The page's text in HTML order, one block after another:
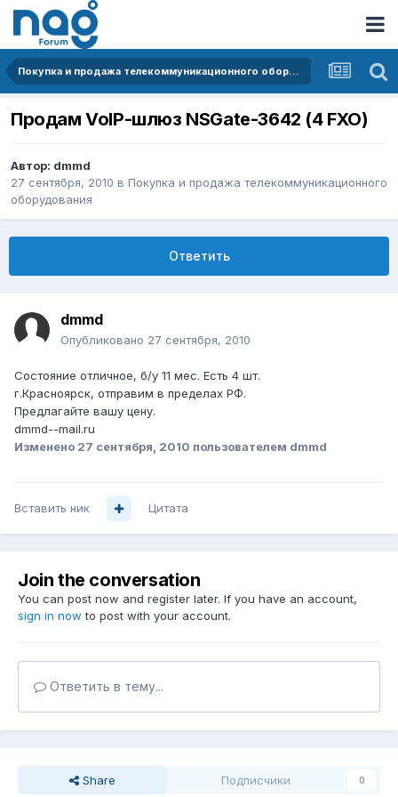
Покупка и продажа телекоммуникационного оборудования
Продам VoIP-шлюз NSGate-3642 (4 FXO)
Автор: dmmd
27 сентября, 2010 в Покупка и продажа телекоммуникационного
оборудования
Ответить
dmmd
Опубликовано 27 сентября, 2010
Состояние отличное, б/у 11 мес. Есть 4 шт.
г.Красноярск, отправим в пределах РФ.
Предлагайте вашу цену.
dmmd--mail.ru
Изменено 27 сентября, 2010 пользователем dmmd
Вставить ник Цитата
Join the conversation
You can post now and register later. If you have an account,
sign in now to post with your account.
Ответить в тему...
Share Подписчики 0